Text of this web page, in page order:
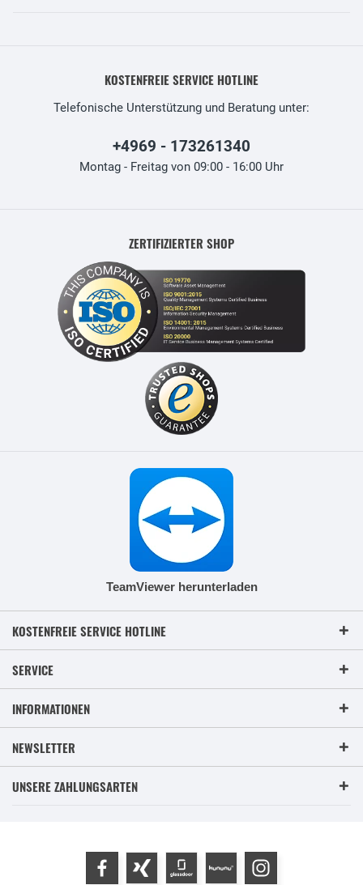
KOSTENFREIE SERVICE HOTLINE
Telefonische Unterstützung und Beratung unter:
+4969 - 173261340
Montag - Freitag von 09:00 - 16:00 Uhr
ZERTIFIZIERTER SHOP
TeamViewer herunterladen
KOSTENFREIE SERVICE HOTLINE
SERVICE
INFORMATIONEN
NEWSLETTER
UNSERE ZAHLUNGSARTEN